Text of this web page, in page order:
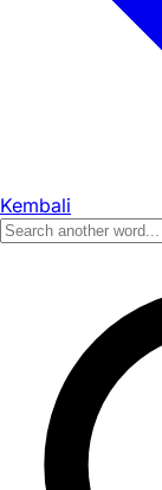
Kembali